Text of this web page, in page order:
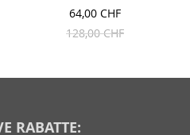
64,00 CHF
128,00 CHF
RABATTE: